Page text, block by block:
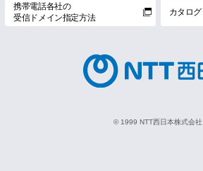
携帯電話各社の
受信ドメイン指定方法
カタログ
© 1999 NTT西日本株式会社